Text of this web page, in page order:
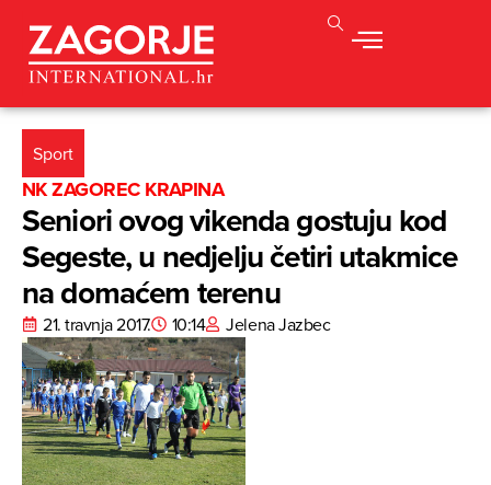
Sport
NK ZAGOREC KRAPINA
Seniori ovog vikenda gostuju kod
Segeste, u nedjelju četiri utakmice
na domaćem terenu
21. travnja 2017. 10:14 Jelena Jazbec